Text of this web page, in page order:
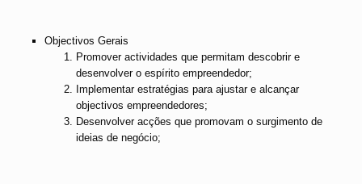
Objectivos Gerais
Promover actividades que permitam descobrir e
desenvolver o espírito empreendedor;
Implementar estratégias para ajustar e alcançar
objectivos empreendedores;
Desenvolver acções que promovam o surgimento de
ideias de negócio;